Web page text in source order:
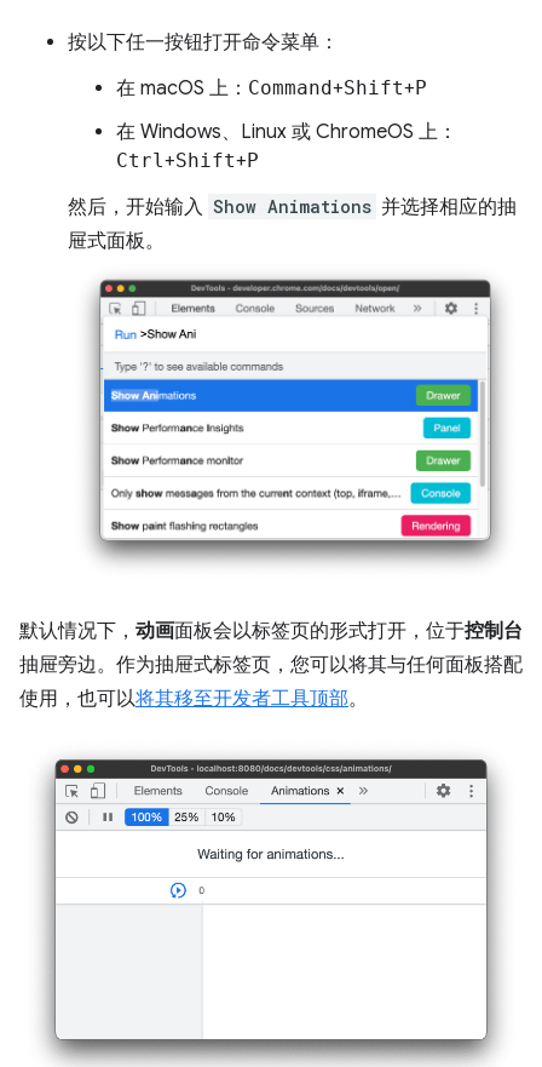
按以下任一按钮打开命令菜单：
在 macOS 上： Command+Shift+P
在 Windows、Linux 或 ChromeOS 上：
Ctrl+Shift+P
然后，开始输入 Show Animations 并选择相应的抽
屉式面板。
默认情况下， 动画面板会以标签页的形式打开，位于控制台
抽屉旁边。作为抽屉式标签页，您可以将其与任何面板搭配
使用，也可以将其移至开发者工具顶部。